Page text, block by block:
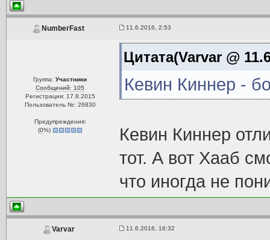
NumberFast 11.6.2016, 2:53
Группа:Участники
Сообщений: 105
Регистрация: 17.8.2015
Пользователь №: 26830
Предупреждения:
(0%)
Цитата(Varvar @
Кевин Киннер -
Кевин Киннер
тот. А вот Хааб
что иногда не
Varvar 11.6.2016, 16:32